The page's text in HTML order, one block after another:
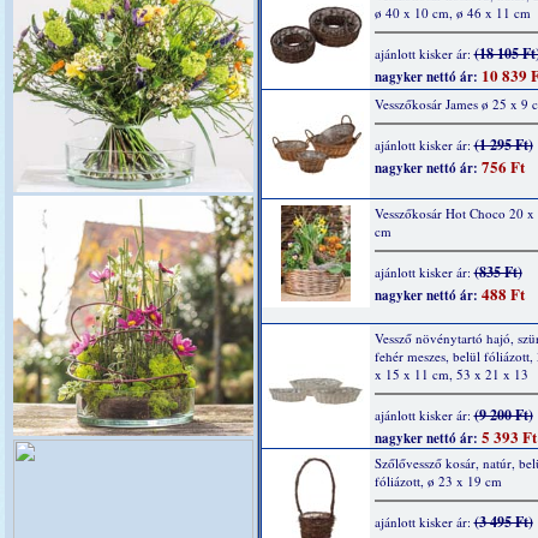
ø 40 x 10 cm, ø 46 x 11 cm
ajánlott kisker ár:(18 105
nagyker nettó ár: 10 839
Vesszőkosár James ø 25 x 9
ajánlott kisker ár:(1 295 Ft)
nagyker nettó ár: 756 Ft
Vesszőkosár Hot Choco 20
cm
ajánlott kisker ár:(835 Ft)
nagyker nettó ár: 488 Ft
Vessző növénytartó hajó,
fehér meszes, belül fóliázott,
x 15 x 11 cm, 53 x 21 x 13
ajánlott kisker ár:(9 200 Ft)
nagyker nettó ár: 5 393 Ft
Szőlővessző kosár, natúr,
fóliázott, ø 23 x 19 cm
ajánlott kisker ár:(3 495 Ft)